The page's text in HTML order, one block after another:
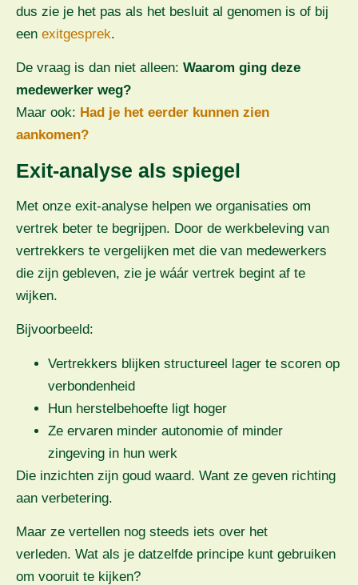
dus zie je het pas als het besluit al genomen is of bij
een exitgesprek.
De vraag is dan niet alleen: Waarom ging deze
medewerker weg?
Maar ook: Had je het eerder kunnen zien
aankomen?
Exit-analyse als spiegel
Met onze exit-analyse helpen we organisaties om
vertrek beter te begrijpen. Door de werkbeleving van
vertrekkers te vergelijken met die van medewerkers
die zijn gebleven, zie je wáár vertrek begint af te
wijken.
Bijvoorbeeld:
Vertrekkers blijken structureel lager te scoren op
verbondenheid
Hun herstelbehoefte ligt hoger
Ze ervaren minder autonomie of minder
zingeving in hun werk
Die inzichten zijn goud waard. Want ze geven richting
aan verbetering.
Maar ze vertellen nog steeds iets over het
verleden. Wat als je datzelfde principe kunt gebruiken
om vooruit te kijken?